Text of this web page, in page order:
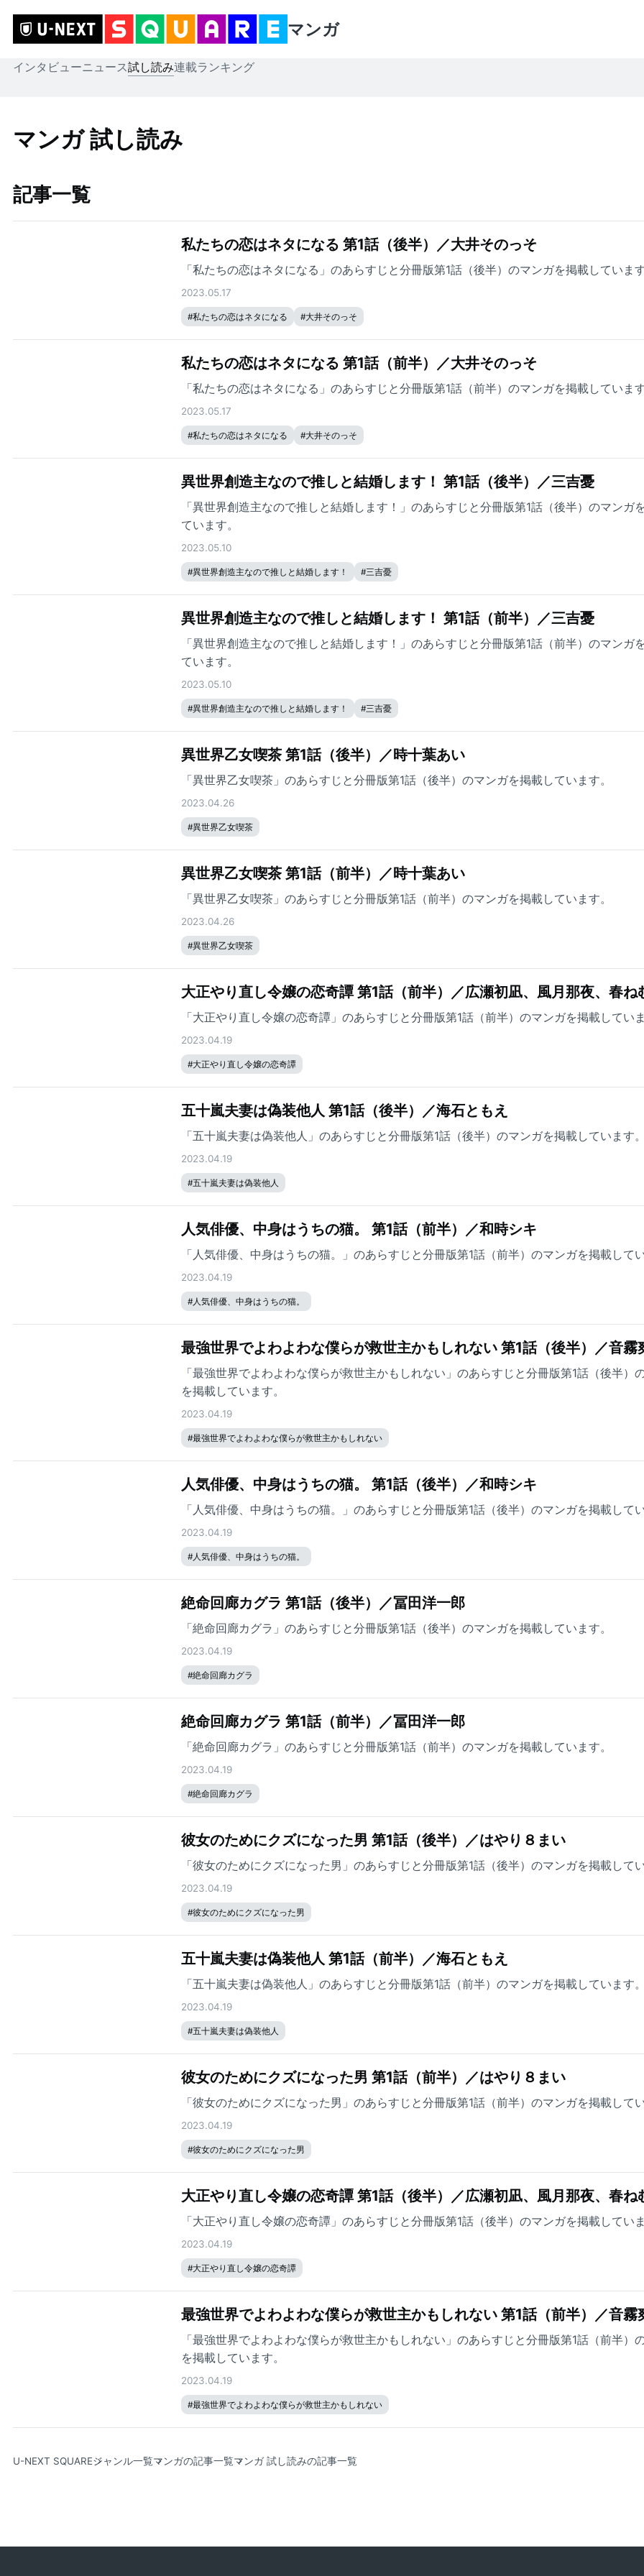
マンガ
インタビューニュース試し読み連載ランキング
マンガ 試し読み
記事一覧
私たちの恋はネタになる 第1話（後半）／大井そのっそ
「私たちの恋はネタになる」のあらすじと分冊版第1話（後半）のマンガを掲載していま
2023.05.17
#私たちの恋はネタになる #大井そのっそ
私たちの恋はネタになる 第1話（前半）／大井そのっそ
「私たちの恋はネタになる」のあらすじと分冊版第1話（前半）のマンガを掲載していま
2023.05.17
#私たちの恋はネタになる #大井そのっそ
異世界創造主なので推しと結婚します！ 第1話（後半）／三吉憂
「異世界創造主なので推しと結婚します！」のあらすじと分冊版第1話（後半）のマンガ
ています。
2023.05.10
#異世界創造主なので推しと結婚します！ #三吉憂
異世界創造主なので推しと結婚します！ 第1話（前半）／三吉憂
「異世界創造主なので推しと結婚します！」のあらすじと分冊版第1話（前半）のマンガ
ています。
2023.05.10
#異世界創造主なので推しと結婚します！ #三吉憂
異世界乙女喫茶 第1話（後半）／時十葉あい
「異世界乙女喫茶」のあらすじと分冊版第1話（後半）のマンガを掲載しています。
2023.04.26
#異世界乙女喫茶
異世界乙女喫茶 第1話（前半）／時十葉あい
「異世界乙女喫茶」のあらすじと分冊版第1話（前半）のマンガを掲載しています。
2023.04.26
#異世界乙女喫茶
大正やり直し令嬢の恋奇譚 第1話（前半）／広瀬初凪、風月那夜、春ね
「大正やり直し令嬢の恋奇譚」のあらすじと分冊版第1話（前半）のマンガを掲載してい
2023.04.19
#大正やり直し令嬢の恋奇譚
五十嵐夫妻は偽装他人 第1話（後半）／海石ともえ
「五十嵐夫妻は偽装他人」のあらすじと分冊版第1話（後半）のマンガを掲載しています
2023.04.19
#五十嵐夫妻は偽装他人
人気俳優、中身はうちの猫。 第1話（前半）／和時シキ
「人気俳優、中身はうちの猫。」のあらすじと分冊版第1話（前半）のマンガを掲載して
2023.04.19
#人気俳優、中身はうちの猫。
最強世界でよわよわな僕らが救世主かもしれない 第1話（後半）／音霧
「最強世界でよわよわな僕らが救世主かもしれない」のあらすじと分冊版第1話（後半）
を掲載しています。
2023.04.19
#最強世界でよわよわな僕らが救世主かもしれない
人気俳優、中身はうちの猫。 第1話（後半）／和時シキ
「人気俳優、中身はうちの猫。」のあらすじと分冊版第1話（後半）のマンガを掲載して
2023.04.19
#人気俳優、中身はうちの猫。
絶命回廊カグラ 第1話（後半）／冨田洋一郎
「絶命回廊カグラ」のあらすじと分冊版第1話（後半）のマンガを掲載しています。
2023.04.19
#絶命回廊カグラ
絶命回廊カグラ 第1話（前半）／冨田洋一郎
「絶命回廊カグラ」のあらすじと分冊版第1話（前半）のマンガを掲載しています。
2023.04.19
#絶命回廊カグラ
彼女のためにクズになった男 第1話（後半）／はやり８まい
「彼女のためにクズになった男」のあらすじと分冊版第1話（後半）のマンガを掲載して
2023.04.19
#彼女のためにクズになった男
五十嵐夫妻は偽装他人 第1話（前半）／海石ともえ
「五十嵐夫妻は偽装他人」のあらすじと分冊版第1話（前半）のマンガを掲載しています
2023.04.19
#五十嵐夫妻は偽装他人
彼女のためにクズになった男 第1話（前半）／はやり８まい
「彼女のためにクズになった男」のあらすじと分冊版第1話（前半）のマンガを掲載して
2023.04.19
#彼女のためにクズになった男
大正やり直し令嬢の恋奇譚 第1話（後半）／広瀬初凪、風月那夜、春ね
「大正やり直し令嬢の恋奇譚」のあらすじと分冊版第1話（後半）のマンガを掲載してい
2023.04.19
#大正やり直し令嬢の恋奇譚
最強世界でよわよわな僕らが救世主かもしれない 第1話（前半）／音霧
「最強世界でよわよわな僕らが救世主かもしれない」のあらすじと分冊版第1話（前半）
を掲載しています。
2023.04.19
#最強世界でよわよわな僕らが救世主かもしれない
U-NEXT SQUAREジャンル一覧マンガの記事一覧マンガ 試し読みの記事一覧